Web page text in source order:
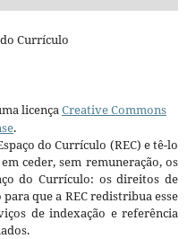
Currículo
licençaCreative Commons
.
do Currículo (REC) e tê-lo
ceder, sem remuneração, os
do Currículo: os direitos de
que a REC redistribua esse
de indexação e referência